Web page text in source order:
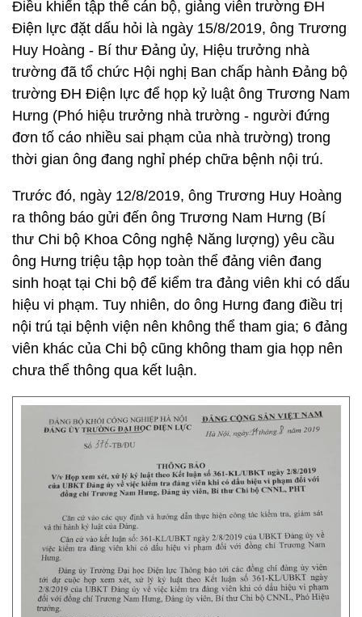
Điều khiến tập thể cán bộ, giảng viên trường ĐH
Điện lực đặt dấu hỏi là ngày 15/8/2019, ông Trương
Huy Hoàng - Bí thư Đảng ủy, Hiệu trưởng nhà
trường đã tổ chức Hội nghị Ban chấp hành Đảng bộ
trường ĐH Điện lực để họp kỷ luật ông Trương Nam
Hưng (Phó hiệu trưởng nhà trường - người đứng
đơn tố cáo nhiều sai phạm của nhà trường) trong
thời gian ông đang nghỉ phép chữa bệnh nội trú.
Trước đó, ngày 12/8/2019, ông Trương Huy Hoàng
ra thông báo gửi đến ông Trương Nam Hưng (Bí
thư Chi bộ Khoa Công nghệ Năng lượng) yêu cầu
ông Hưng triệu tập họp toàn thể đảng viên đang
sinh hoạt tại Chi bộ để kiểm tra đảng viên khi có dấu
hiệu vi phạm. Tuy nhiên, do ông Hưng đang điều trị
nội trú tại bệnh viện nên không thể tham gia; 6 đảng
viên khác của Chi bộ cũng không tham gia họp nên
chưa thể thông qua kết luận.